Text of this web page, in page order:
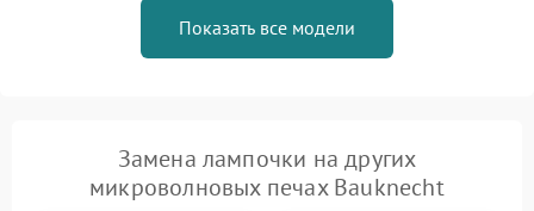
Показать все модели
Замена лампочки на других
микроволновых печах Bauknecht